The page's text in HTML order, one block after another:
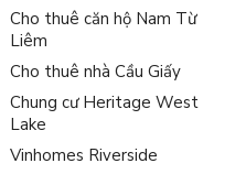
Cho thuê căn hộ Nam Từ
Liêm
Cho thuê nhà Cầu Giấy
Chung cư Heritage West
Lake
Vinhomes Riverside